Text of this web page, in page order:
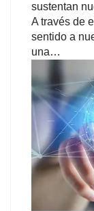
sustentan
A través de
sentido a
una…